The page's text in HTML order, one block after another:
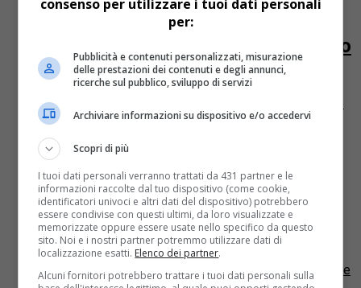
Mostra il sedere nudo in curva, 5
anni di divieto di avvicinamento allo
stadio
Cinque anni di Daspo per aver mostrato il sedere nudo
in curva. E’ quanto è toccato come pena a Flavio Baffa,
tifoso della Pro Patria per...
Alessandria
Il Casale caccia il tecnico anti-
razzismo
Il 19 gennaio 2013 sarà una data che Francesco
Latartara ricorderà a lungo. Come un incubo. L’allenatore
consenso per utilizzare i tuoi dati personali
per:
Pubblicità e contenuti personalizzati, misurazione
delle prestazioni dei contenuti e degli annunci,
ricerche sul pubblico, sviluppo di servizi
Archiviare informazioni su dispositivo e/o accedervi
Scopri di più
I tuoi dati personali verranno trattati da 431 partner e le
informazioni raccolte dal tuo dispositivo (come cookie,
identificatori univoci e altri dati del dispositivo) potrebbero
essere condivise con questi ultimi, da loro visualizzate e
memorizzate oppure essere usate nello specifico da questo
sito. Noi e i nostri partner potremmo utilizzare dati di
localizzazione esatti. Elenco dei partner.
Alcuni fornitori potrebbero trattare i tuoi dati personali sulla